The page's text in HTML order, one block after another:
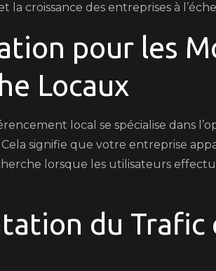
la croissance des entreprises à
pour les
Locaux
local se spécialise dans
signifie que votre entreprise
lorsque les utilisateurs
du Trafic